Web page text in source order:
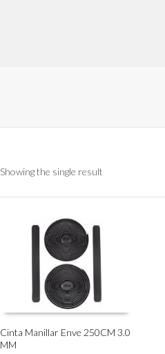
Showing the single result
Este
Cinta Manillar Enve 250CM 3.0
MM